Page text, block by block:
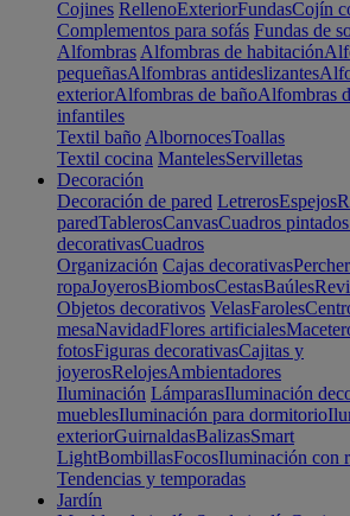
Cojines RellenoExteriorFundasCojín
Complementos para sofás Fundas de
Alfombras Alfombras de habitación
pequeñasAlfombras antideslizantes
exteriorAlfombras de bañoAlfombras
infantiles
Textil baño AlbornocesToallas
Textil cocina MantelesServilletas
Decoración
Decoración de pared LetrerosEspejos
paredTablerosCanvasCuadros
decorativasCuadros
Organización Cajas decorativas
ropaJoyerosBiombosCestasBaúles
Objetos decorativos VelasFaroles
mesaNavidadFlores artificiales
fotosFiguras decorativasCajitas y
joyerosRelojesAmbientadores
Iluminación LámparasIluminación
mueblesIluminación para dormitorio
exteriorGuirnaldasBalizasSmart
LightBombillasFocosIluminación con
Tendencias y temporadas
Jardín